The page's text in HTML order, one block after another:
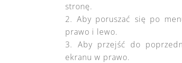
stronę.
Aby poruszać się po
prawo i lewo.
Aby przejść do
ekranu w prawo.